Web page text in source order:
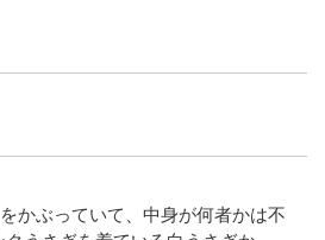
かぶっていて、中身が何者かは不